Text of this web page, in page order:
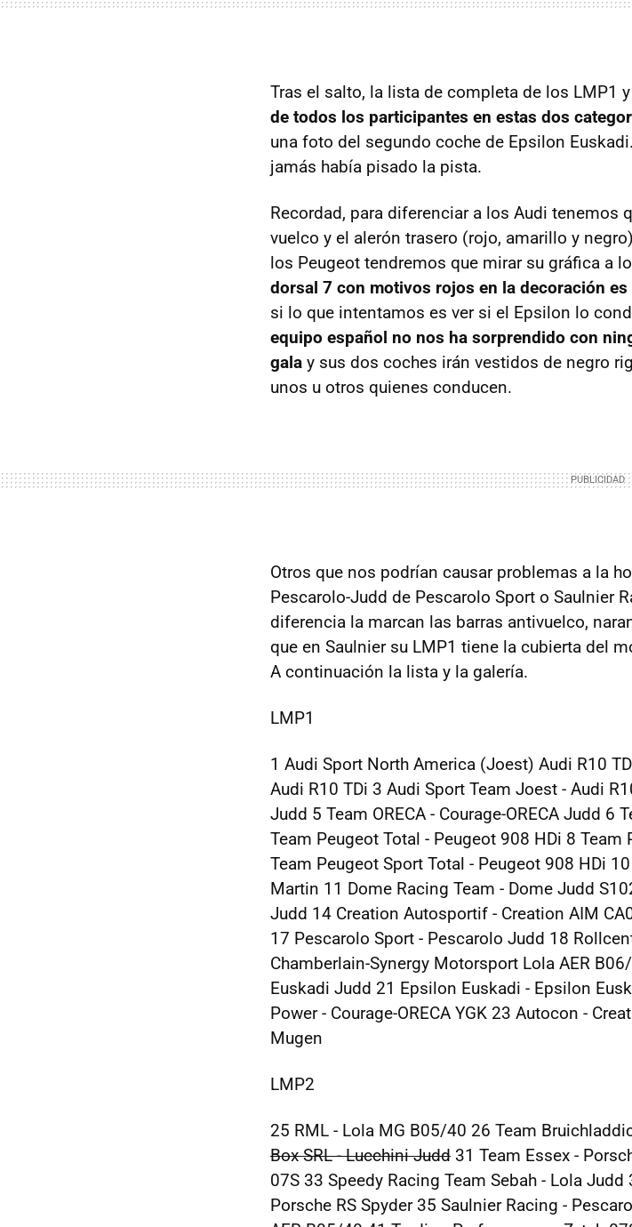
Tras el salto, la lista de completa de los LMP1
de todos los participantes en estas dos
una foto del segundo coche de Epsilon
jamás había pisado la pista.
Recordad, para diferenciar a los Audi tenemos
vuelco y el alerón trasero (rojo, amarillo y
los Peugeot tendremos que mirar su gráfica a
dorsal 7 con motivos rojos en la decoración es
si lo que intentamos es ver si el Epsilon lo
equipo español no nos ha sorprendido con
gala y sus dos coches irán vestidos de negro
unos u otros quienes conducen.
Otros que nos podrían causar problemas a la
Pescarolo-Judd de Pescarolo Sport o Saulnier
diferencia la marcan las barras antivuelco,
que en Saulnier su LMP1 tiene la cubierta del
A continuación la lista y la galería.
LMP1
1 Audi Sport North America (Joest) Audi R10
Audi R10 TDi 3 Audi Sport Team Joest - Audi
Judd 5 Team ORECA - Courage-ORECA Judd 6
Team Peugeot Total - Peugeot 908 HDi 8
Team Peugeot Sport Total - Peugeot 908 HDi
Martin 11 Dome Racing Team - Dome Judd
Judd 14 Creation Autosportif - Creation AIM
17 Pescarolo Sport - Pescarolo Judd 18
Chamberlain-Synergy Motorsport Lola AER
Euskadi Judd 21 Epsilon Euskadi - Epsilon
Power - Courage-ORECA YGK 23 Autocon -
Mugen
LMP2
25 RML - Lola MG B05/40 26 Team
Box SRL - Lucchini Judd 31 Team Essex -
07S 33 Speedy Racing Team Sebah - Lola
Porsche RS Spyder 35 Saulnier Racing -